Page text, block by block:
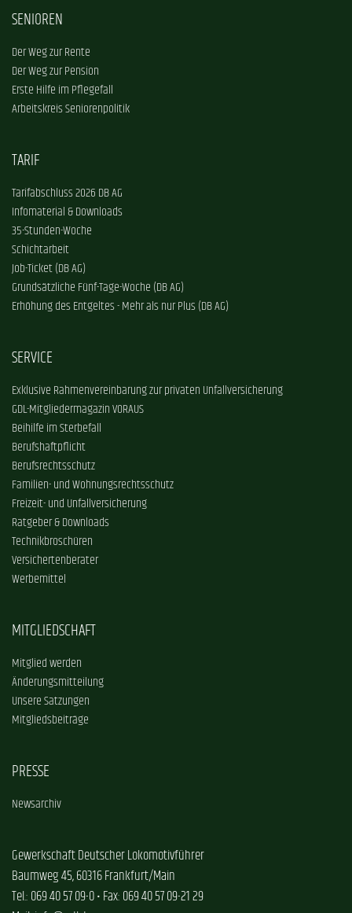
SENIOREN
Der Weg zur Rente
Der Weg zur Pension
Erste Hilfe im Pflegefall
Arbeitskreis Seniorenpolitik
TARIF
Tarifabschluss 2026 DB AG
Infomaterial & Downloads
35-Stunden-Woche
Schichtarbeit
Job-Ticket (DB AG)
Grundsätzliche Fünf-Tage-Woche (DB AG)
Erhöhung des Entgeltes - Mehr als nur Plus (DB AG)
SERVICE
Exklusive Rahmenvereinbarung zur privaten Unfallversicherung
GDL-Mitgliedermagazin VORAUS
Beihilfe im Sterbefall
Berufshaftpflicht
Berufsrechtsschutz
Familien- und Wohnungsrechtsschutz
Freizeit- und Unfallversicherung
Ratgeber & Downloads
Technikbroschüren
Versichertenberater
Werbemittel
MITGLIEDSCHAFT
Mitglied werden
Änderungsmitteilung
Unsere Satzungen
Mitgliedsbeiträge
PRESSE
Newsarchiv
Gewerkschaft Deutscher Lokomotivführer
Baumweg 45, 60316 Frankfurt/Main
Tel.: 069 40 57 09-0 • Fax: 069 40 57 09-21 29